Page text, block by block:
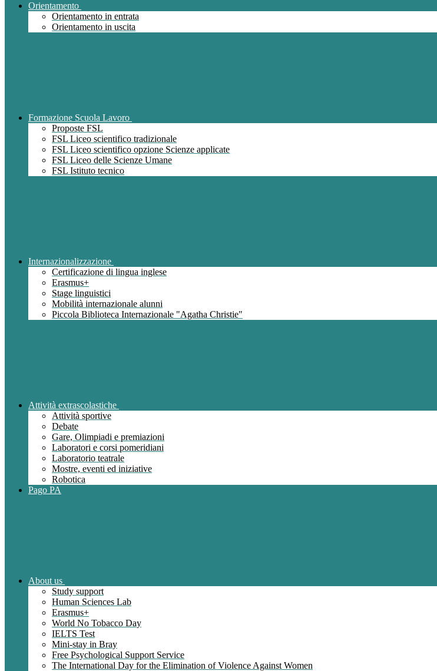
Orientamento
Orientamento in entrata
Orientamento in uscita
Formazione Scuola Lavoro
Proposte FSL
FSL Liceo scientifico tradizionale
FSL Liceo scientifico opzione Scienze applicate
FSL Liceo delle Scienze Umane
FSL Istituto tecnico
Internazionalizzazione
Certificazione di lingua inglese
Erasmus+
Stage linguistici
Mobilità internazionale alunni
Piccola Biblioteca Internazionale "Agatha Christie"
Attività extrascolastiche
Attività sportive
Debate
Gare, Olimpiadi e premiazioni
Laboratori e corsi pomeridiani
Laboratorio teatrale
Mostre, eventi ed iniziative
Robotica
Pago PA
About us
Study support
Human Sciences Lab
Erasmus+
World No Tobacco Day
IELTS Test
Mini-stay in Bray
Free Psychological Support Service
The International Day for the Elimination of Violence Against Women